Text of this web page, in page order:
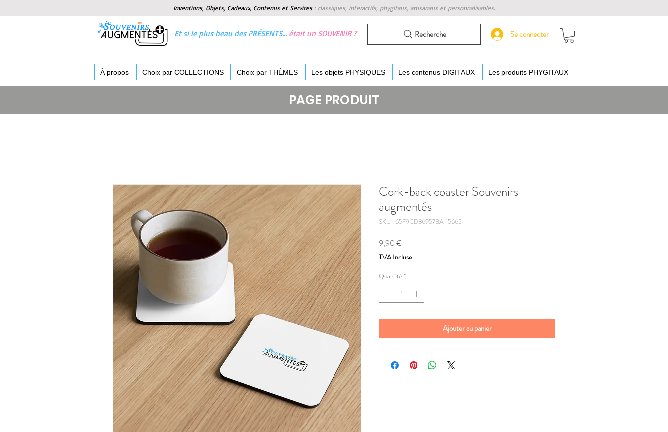
Inventions, Objets, Cadeaux, Contenus et Services : classiques, interactifs, phygitaux, artisanaux et personnalisables.
Et si le plus beau des PRÉSENTS… était un SOUVENIR ? Recherche Se connecter
À propos Choix par COLLECTIONS Choix par THÈMES Les objets PHYSIQUES Les contenus DIGITAUX Les produits PHYGITAUX
PAGE PRODUIT
Cork-back coaster Souvenirs
augmentés
SKU : 65F9CD86957BA_15662
9,90 €
TVA Incluse
Quantité *
Ajouter au panier